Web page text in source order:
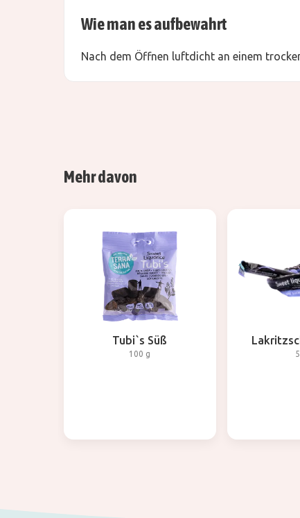
Wie man es aufbewahrt
Nach dem Öffnen luftdicht an einem
Mehr davon
Tubi`s Süß
100 g